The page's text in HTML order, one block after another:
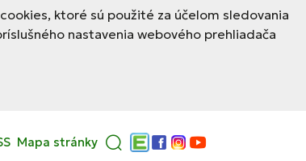
ktoré sú použité za účelom sledovania
nastavenia webového prehliadača
Mapa stránky
Edupage
Facebook
Instagram
YouTube